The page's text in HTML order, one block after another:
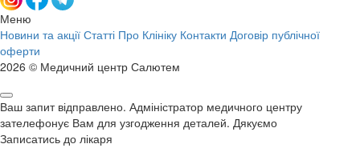
Меню
Новини та акції Статті Про Клініку Контакти Договір публічної
оферти
2026 © Медичний центр Салютем
Ваш запит відправлено. Адміністратор медичного центру
зателефонує Вам для узгодження деталей. Дякуємо
Записатись до лікаря